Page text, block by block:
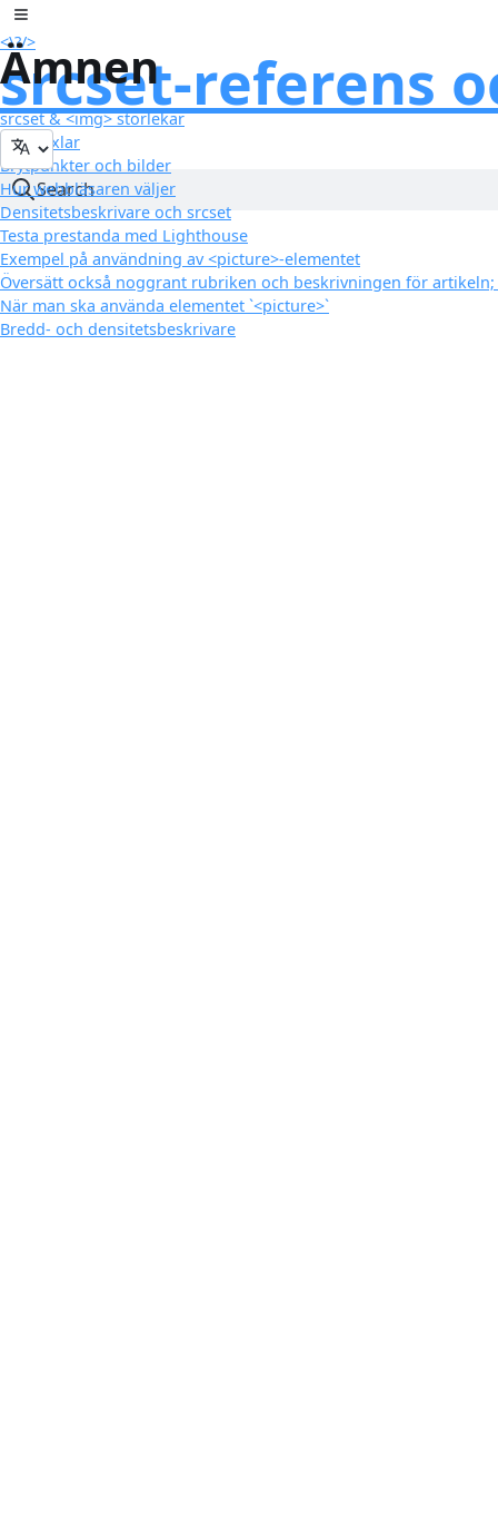
Hoppa till innehåll
Toggle sidebar
<\?/>
srcset-referens
Search
Ämnen
srcset & <img> storlekar
px ≠ pixlar
Brytpunkter och bilder
Hur webbläsaren väljer
Densitetsbeskrivare och srcset
Testa prestanda med Lighthouse
Exempel på användning av <picture>-elementet
Översätt också noggrant rubriken och beskrivningen för
När man ska använda elementet `<picture>`
Bredd- och densitetsbeskrivare